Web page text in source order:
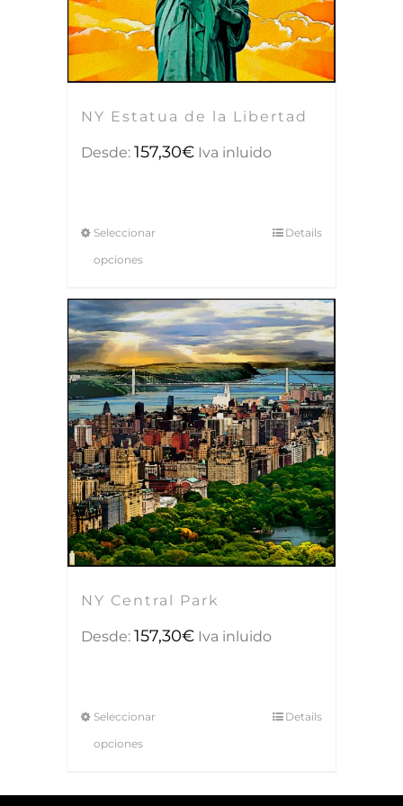
NY Estatua de la Libertad
Desde: 157,30€ Iva inluido
Seleccionar
opciones
Details
NY Central Park
Desde: 157,30€ Iva inluido
Seleccionar
opciones
Details